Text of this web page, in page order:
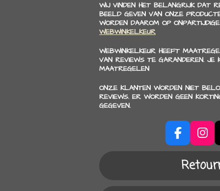
WIJ VINDEN HET BELANGRIJK DAT
BEELD GEVEN VAN ONZE
WORDEN DAAROM OP
WEBWINKELKEUR
WEBWINKELKEUR HEEFT
VAN REVIEWS TE GARANDEREN. JE
MAATREGELEN
ONZE KLANTEN WORDEN NIET
REVIEWS. ER WORDEN GEEN
GEGEVEN.
F
a
b
I
n
s
t
a